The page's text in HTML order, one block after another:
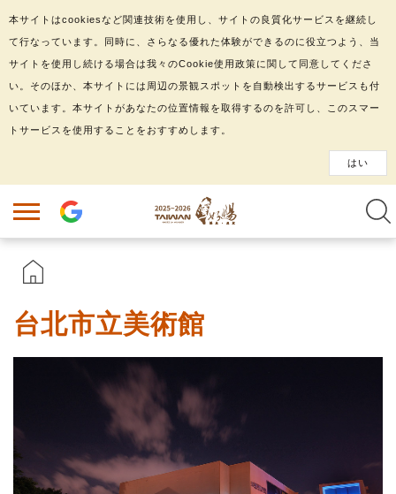
台北市立美術館
本サイトはcookiesなど関連技術を使用し、サイトの良質化サービスを継続し
て行なっています。同時に、さらなる優れた体験ができるのに役立つよう、当
サイトを使用し続ける場合は我々のCookie使用政策に関して同意してくださ
い。そのほか、本サイトには周辺の景観スポットを自動検出するサービスも付
いています。本サイトがあなたの位置情報を取得するのを許可し、このスマー
トサービスを使用することをおすすめします。
はい